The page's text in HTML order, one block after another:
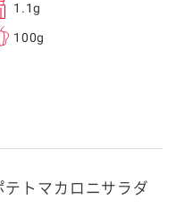
1.1g
100g
テトマカロニサラダ